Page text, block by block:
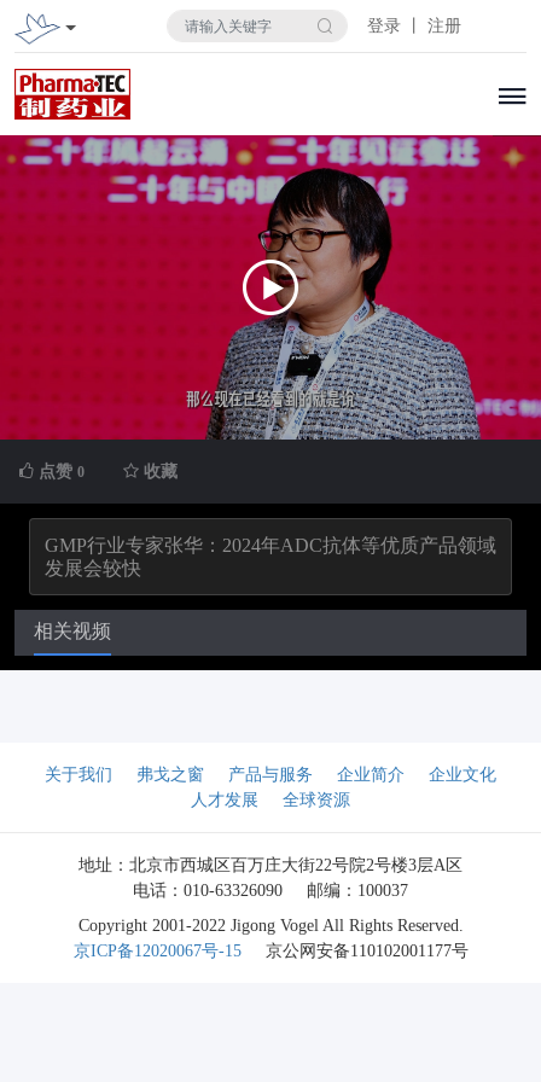
登录 丨 注册
点赞 0 收藏
GMP行业专家张华：2024年ADC抗体等优质产品领域
发展会较快
相关视频
关于我们 弗戈之窗 产品与服务 企业简介
企业文化
人才发展
全球资源
地址：北京市西城区百万庄大街22号院2号楼3层A区
电话：010-63326090
邮编：100037
Copyright 2001-2022 Jigong Vogel All Rights Reserved.
京ICP备12020067号-15
京公网安备110102001177号